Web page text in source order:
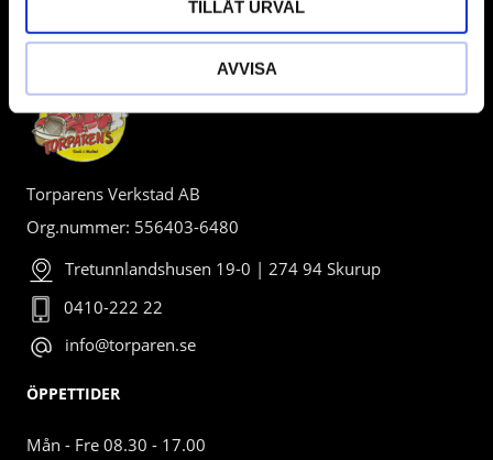
TILLÅT URVAL
AVVISA
Torparens Verkstad AB
Org.nummer: 556403-6480
Tretunnlandshusen 19-0 | 274 94 Skurup
0410-222 22
info@torparen.se
ÖPPETTIDER
Mån - Fre 08.30 - 17.00